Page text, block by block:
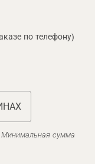
по телефону)
сумма